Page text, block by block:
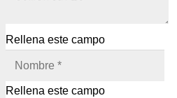
Rellena este campo
Rellena este campo